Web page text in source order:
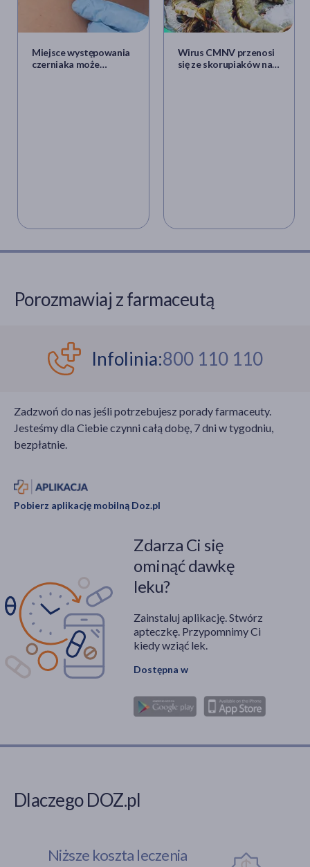
Miejsce występowania
czerniaka może
Wirus CMNV przenosi
się ze skorupiaków na
Porozmawiaj z farmaceutą
Infolinia:800 110 110
Zadzwoń do nas jeśli potrzebujesz porady farmaceuty.
Jesteśmy dla Ciebie czynni całą dobę, 7 dni w tygodniu,
bezpłatnie.
Pobierz aplikację mobilną Doz.pl
Zdarza Ci się
ominąć dawkę
leku?
Zainstaluj aplikację. Stwórz
apteczkę. Przypomnimy Ci
kiedy wziąć lek.
Dostępna w
Dlaczego DOZ.pl
Niższe koszta leczenia